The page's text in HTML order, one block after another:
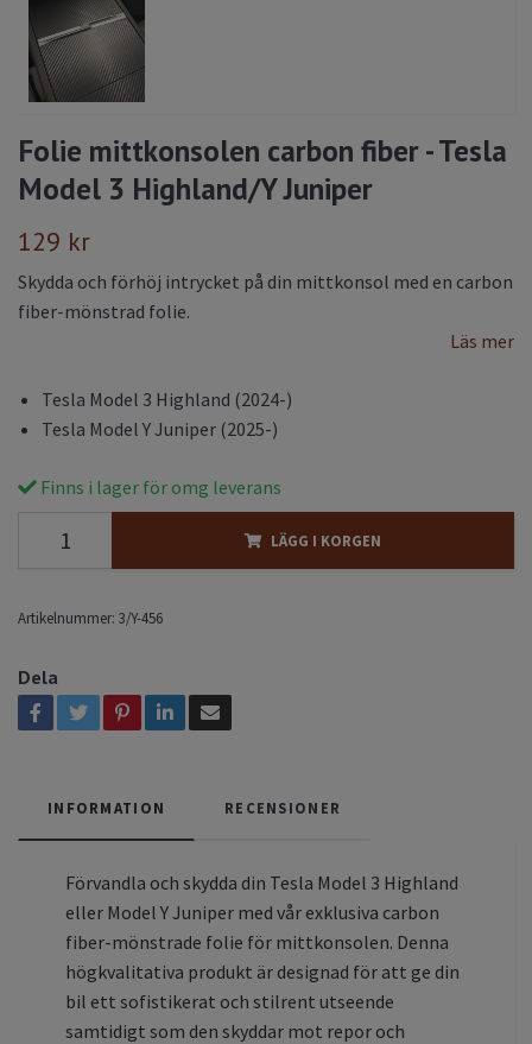
Folie mittkonsolen carbon fiber - Tesla
Model 3 Highland/Y Juniper
129 kr
Skydda och förhöj intrycket på din mittkonsol med en carbon
fiber-mönstrad folie.
Läs mer
Tesla Model 3 Highland (2024-)
Tesla Model Y Juniper (2025-)
Finns i lager för omg leverans
LÄGG I KORGEN
Artikelnummer: 3/Y-456
Dela
INFORMATION RECENSIONER
Förvandla och skydda din Tesla Model 3 Highland
eller Model Y Juniper med vår exklusiva carbon
fiber-mönstrade folie för mittkonsolen. Denna
högkvalitativa produkt är designad för att ge din
bil ett sofistikerat och stilrent utseende
samtidigt som den skyddar mot repor och